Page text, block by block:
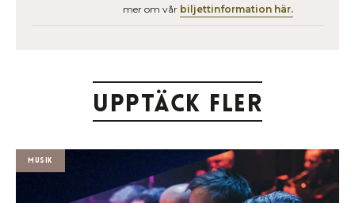
mer om vår biljettinformation här.
Upptäck fler
Musik